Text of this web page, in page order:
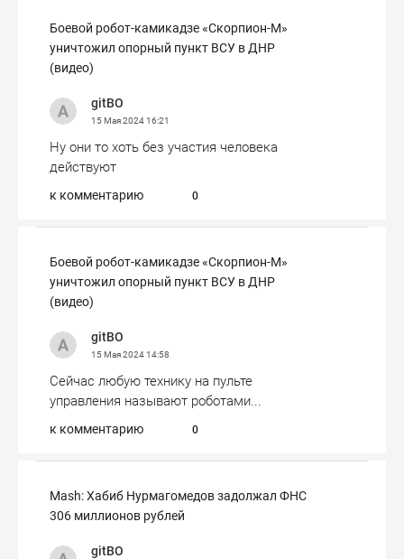
Боевой робот-камикадзе «Скорпион-М»
уничтожил опорный пункт ВСУ в ДНР
(видео)
gitBO
15 Мая 202416:21
Ну они то хоть без участия человека
действуют
к комментарию 0
Боевой робот-камикадзе «Скорпион-М»
уничтожил опорный пункт ВСУ в ДНР
(видео)
gitBO
15 Мая 202414:58
Сейчас любую технику на пульте
управления называют роботами...
к комментарию 0
Mash: Хабиб Нурмагомедов задолжал ФНС
306 миллионов рублей
gitBO